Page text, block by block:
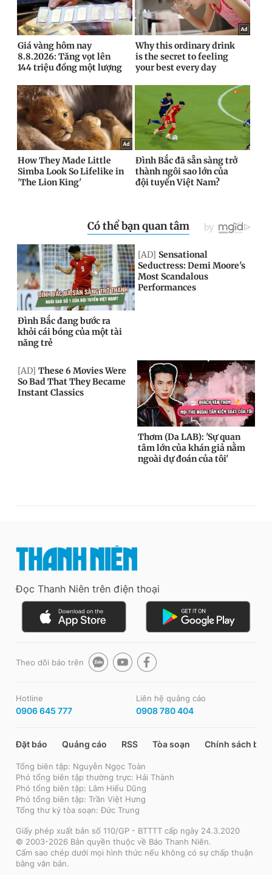
Đọc Thanh Niên trên điện thoại
Theo dõi báo trên
Hotline
0906 645 777
Liên hệ quảng cáo
0908 780 404
Đặt báo Quảng cáo RSS Tòa soạn Chính sách bảo
Tổng biên tập: Nguyễn Ngọc Toàn
Phó tổng biên tập thường trực: Hải Thành
Phó tổng biên tập: Lâm Hiếu Dũng
Phó tổng biên tập: Trần Việt Hưng
Tổng thư ký tòa soạn: Đức Trung
Giấy phép xuất bản số 110/GP - BTTTT cấp ngày 24.3.2020
© 2003-2026 Bản quyền thuộc về Báo Thanh Niên.
Cấm sao chép dưới mọi hình thức nếu không có sự chấp thuận
bằng văn bản.